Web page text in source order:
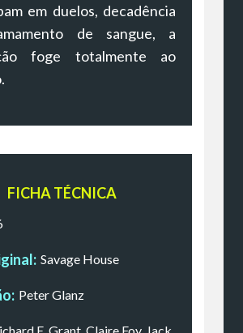
em duelos, decadência
de sangue, a
foge totalmente ao
FICHA TÉCNICA
Savage House
Peter Glanz
E. Grant, Claire Foy, Jack